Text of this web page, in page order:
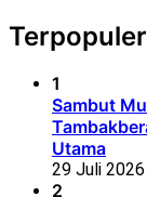
Terpopuler
1
Sambut
Utama
29 Juli 2026
2